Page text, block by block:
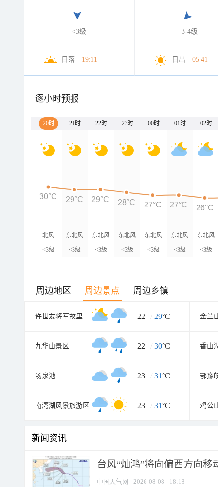
<3级
日落 19:11
3-4级
日出 05:41
逐小时预报
20时 21时 22时 23时 00时 01时 02时
北风
<3级
东北风
<3级
东北风
<3级
东北风
<3级
东北风
<3级
东北风
<3级
东北风
<3级
30°C 29°C 29°C 28°C 27°C 27°C 26°C
周边地区 周边景点 周边乡镇
许世友将军故里 22 / 29°C
九华山景区 22 / 30°C 香山
汤泉池 23 / 31°C
南湾湖风景旅游区 23 / 31°C
新闻资讯
台风“灿鸿”将向偏西方向移
中国天气网 2026-08-08 18:18